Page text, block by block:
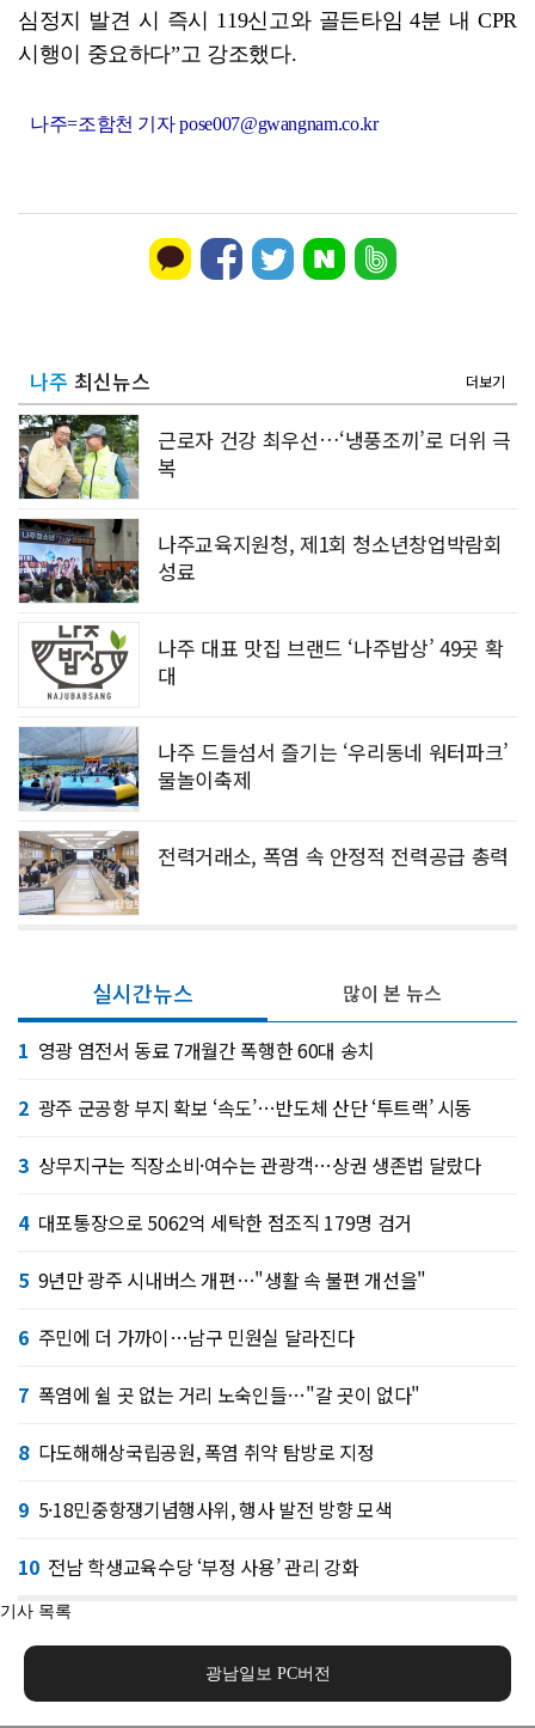
심정지 발견 시 즉시 119신고와 골든타임 4분 내 CPR
시행이 중요하다”고 강조했다.
나주=조함천 기자 pose007@gwangnam.co.kr
나주 최신뉴스 더보기
근로자 건강 최우선…‘냉풍조끼’로 더위 극
복
나주교육지원청, 제1회 청소년창업박람회
성료
나주 대표 맛집 브랜드 ‘나주밥상’ 49곳 확
대
나주 드들섬서 즐기는 ‘우리동네 워터파크’
물놀이축제
전력거래소, 폭염 속 안정적 전력공급 총력
실시간뉴스
1 영광 염전서 동료 7개월간 폭행한 60대 송치
2 광주 군공항 부지 확보 ‘속도’…반도체 산단 ‘투트랙’ 시동
3 상무지구는 직장소비·여수는 관광객…상권 생존법 달랐다
4 대포통장으로 5062억 세탁한 점조직 179명 검거
5 9년만 광주 시내버스 개편…"생활 속 불편 개선을"
6 주민에 더 가까이…남구 민원실 달라진다
7 폭염에 쉴 곳 없는 거리 노숙인들…"갈 곳이 없다"
8 다도해해상국립공원, 폭염 취약 탐방로 지정
9 5·18민중항쟁기념행사위, 행사 발전 방향 모색
10 전남 학생교육수당 ‘부정 사용’ 관리 강화
많이 본 뉴스
기사 목록
광남일보 PC버전